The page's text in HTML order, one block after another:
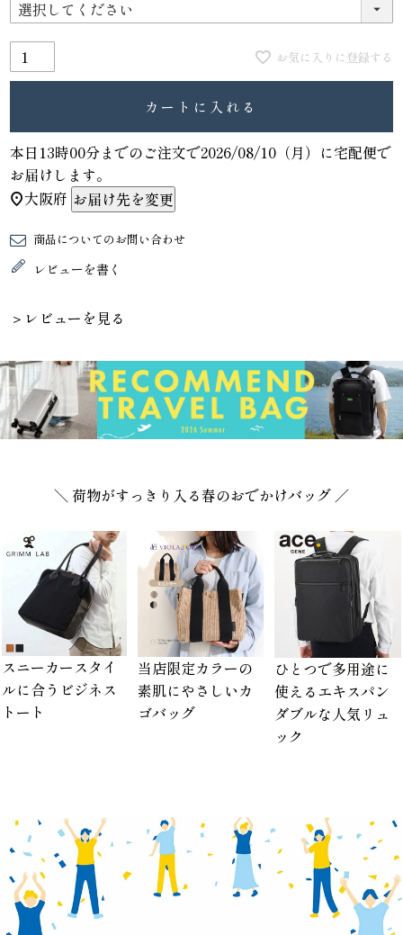
お気に入りに登録する
カートに入れる
本日 13時00分までのご注文で2026/08/10（月） に宅配便で
お届けします。
大阪府 お届け先を変更
商品についてのお問い合わせ
レビューを書く
＞レビューを見る
＼ 荷物がすっきり入る春のおでかけバッグ ／
スニーカースタイ
ルに合うビジネス
トート
当店限定カラーの
素肌にやさしいカ
ゴバッグ
ひとつで多用途に
使えるエキスパン
ダブルな人気リュ
ック